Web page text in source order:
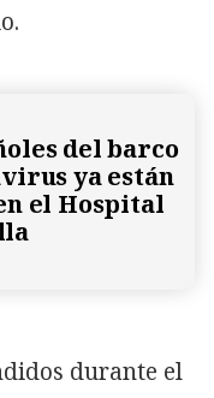
del barco
ya están
el Hospital
durante el